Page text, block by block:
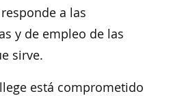
a las
y de empleo de las
sirve.
está comprometido